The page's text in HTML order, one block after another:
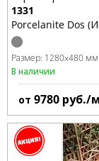
1331
Porcelanite Dos
Размер: 1280x480 мм
В наличии
от 9780 руб./